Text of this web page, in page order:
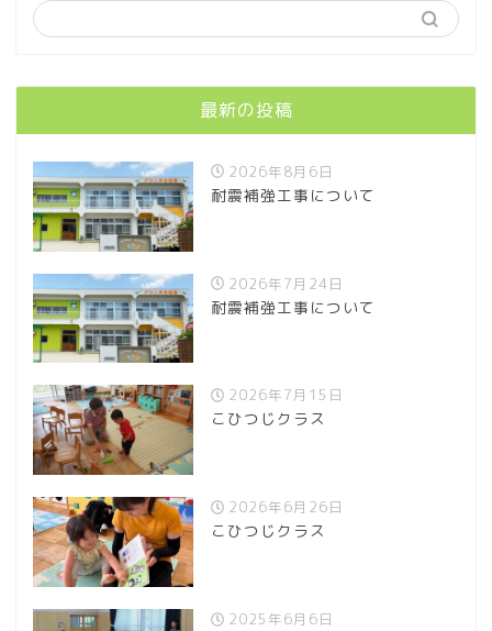
最新の投稿
2026年8月6日
耐震補強工事について
2026年7月24日
耐震補強工事について
2026年7月15日
こひつじクラス
2026年6月26日
こひつじクラス
2025年6月6日